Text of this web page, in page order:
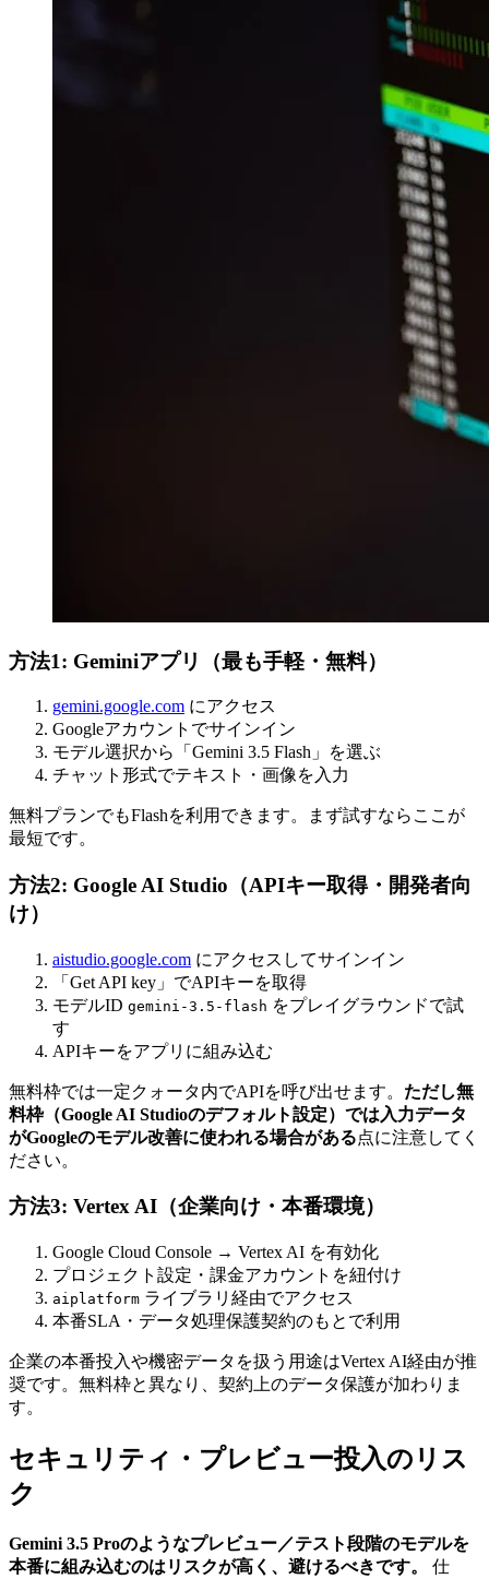
方法1: Geminiアプリ（最も手軽・無料）
gemini.google.com にアクセス
Googleアカウントでサインイン
モデル選択から「Gemini 3.5 Flash」を選ぶ
チャット形式でテキスト・画像を入力
無料プランでもFlashを利用できます。まず試すならここが
最短です。
方法2: Google AI Studio（APIキー取得・開発者向
け）
aistudio.google.com にアクセスしてサインイン
「Get API key」でAPIキーを取得
モデルID gemini-3.5-flash をプレイグラウンドで試
す
APIキーをアプリに組み込む
無料枠では一定クォータ内でAPIを呼び出せます。 ただし無
料枠（Google AI Studioのデフォルト設定）では入力データ
がGoogleのモデル改善に使われる場合がある点に注意してく
ださい。
方法3: Vertex AI（企業向け・本番環境）
Google Cloud Console → Vertex AI を有効化
プロジェクト設定・課金アカウントを紐付け
aiplatform ライブラリ経由でアクセス
本番SLA・データ処理保護契約のもとで利用
企業の本番投入や機密データを扱う用途はVertex AI経由が推
奨です。無料枠と異なり、契約上のデータ保護が加わりま
す。
セキュリティ・プレビュー投入のリス
ク
Gemini 3.5 Proのようなプレビュー／テスト段階のモデルを
本番に組み込むのはリスクが高く、避けるべきです。
仕